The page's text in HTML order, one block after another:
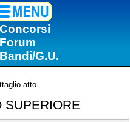
Concorsi
Forum
Bandi/G.U.
atto
SUPERIORE